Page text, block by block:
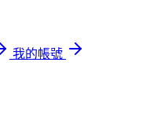
我的帳號